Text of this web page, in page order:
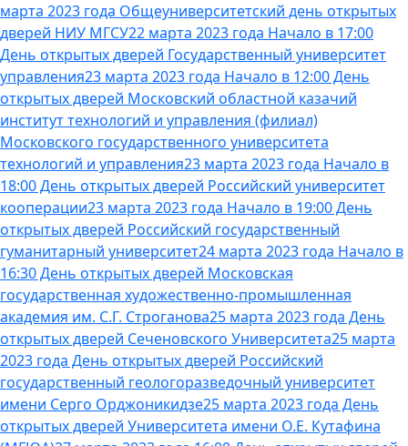
марта 2023 года Общеуниверситетский день открытых
дверей НИУ МГСУ22 марта 2023 года Начало в 17:00
День открытых дверей Государственный университет
управления23 марта 2023 года Начало в 12:00 День
открытых дверей Московский областной казачий
институт технологий и управления (филиал)
Московского государственного университета
технологий и управления23 марта 2023 года Начало в
18:00 День открытых дверей Российский университет
кооперации23 марта 2023 года Начало в 19:00 День
открытых дверей Российский государственный
гуманитарный университет24 марта 2023 года Начало в
16:30 День открытых дверей Московская
государственная художественно-промышленная
академия им. С.Г. Строганова25 марта 2023 года День
открытых дверей Сеченовского Университета25 марта
2023 года День открытых дверей Российский
государственный геологоразведочный университет
имени Серго Орджоникидзе25 марта 2023 года День
открытых дверей Университета имени О.Е. Кутафина